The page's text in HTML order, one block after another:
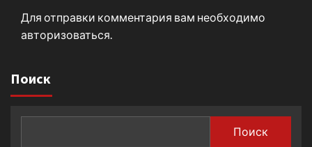
Для отправки комментария вам необходимо
авторизоваться
Поиск
Поиск